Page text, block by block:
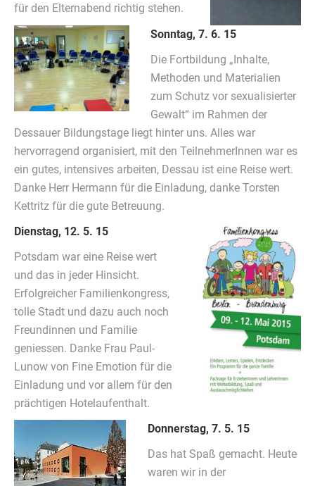
für den Elternabend richtig stehen.
Sonntag, 7. 6. 15
Die Fortbildung „Inhalte,
Methoden und Materialien
zum Schutz vor sexualisierter
Gewalt“ im Rahmen der
Dessauer Bildungstage liegt hinter uns. Alles war
hervorragend organisiert, mit den TeilnehmerInnen war es
ein gutes, intensives arbeiten, Dessau ist eine Reise wert.
Danke Herr Hermann für die Einladung, danke Torsten
Kettritz für die gute Betreuung.
Dienstag, 12. 5. 15
Potsdam war eine Reise wert
und das in jeder Hinsicht.
Erfolgreicher Familienkongress,
tolle Stadt und dazu auch noch
Freundinnen und Familie
geniessen. Danke Frau Paul-
Lunow von Fine Emotion für die
Einladung und vor allem für den
prächtigen Hotelaufenthalt.
Donnerstag, 7. 5. 15
Das hat Spaß gemacht. Heute
waren wir in der